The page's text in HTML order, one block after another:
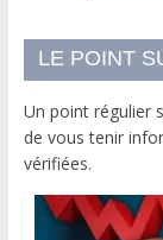
LE POINT
Un point régulier
de vous tenir
vérifiées.